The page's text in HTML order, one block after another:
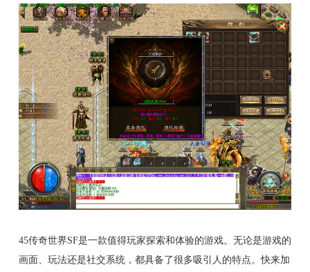
45传奇世界SF是一款值得玩家探索和体验的游戏。无论是游戏的
画面、玩法还是社交系统，都具备了很多吸引人的特点。快来加